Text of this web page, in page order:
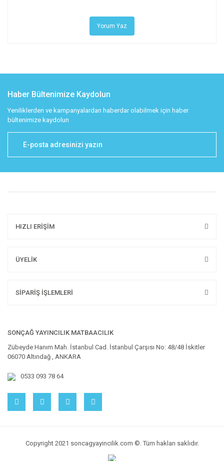
Yorum Yaz
Haber Bültenimize Kaydolun
Yeniliklerden ve kampanyalardan haberdar olabilmek için haber
bültenimize kaydolun
HIZLI ERİŞİM
ÜYELİK
SİPARİŞ İŞLEMLERİ
SONÇAĞ YAYINCILIK MATBAACILIK
Zübeyde Hanım Mah. İstanbul Cad. İstanbul Çarşısı No: 48/48 İskitler
06070 Altındağ , ANKARA
0533 093 78 64
Copyright 2021 soncagyayincilik.com ©. Tüm hakları saklıdır.